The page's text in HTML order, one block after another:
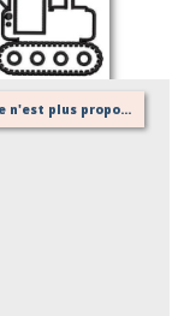
Sur demande
Cet article n'est plus proposé, retournez au menu principal ou contactez moi!